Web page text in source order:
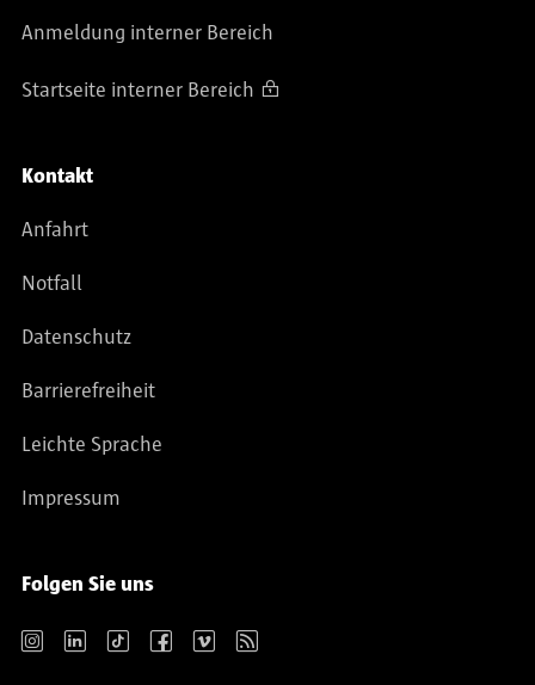
Anmeldung interner Bereich
Startseite interner Bereich
Kontakt
Anfahrt
Notfall
Datenschutz
Barrierefreiheit
Leichte Sprache
Impressum
Folgen Sie uns
Instagram LinkedIn TikTok Facebook Vimeo RSS